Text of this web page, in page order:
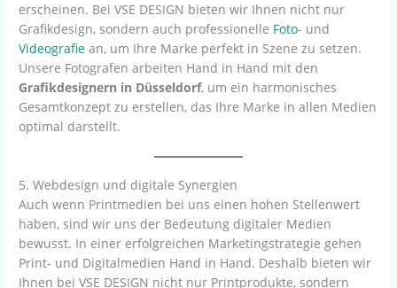
erscheinen. Bei VSE DESIGN bieten wir Ihnen nicht nur
Grafikdesign, sondern auch professionelle Foto- und
Videografie an, um Ihre Marke perfekt in Szene zu setzen.
Unsere Fotografen arbeiten Hand in Hand mit den
Grafikdesignern in Düsseldorf, um ein harmonisches
Gesamtkonzept zu erstellen, das Ihre Marke in allen Medien
optimal darstellt.
5. Webdesign und digitale Synergien
Auch wenn Printmedien bei uns einen hohen Stellenwert
haben, sind wir uns der Bedeutung digitaler Medien
bewusst. In einer erfolgreichen Marketingstrategie gehen
Print- und Digitalmedien Hand in Hand. Deshalb bieten wir
Ihnen bei VSE DESIGN nicht nur Printprodukte, sondern